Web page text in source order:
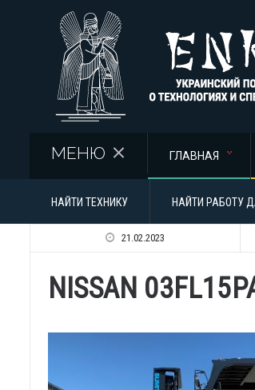
МЕНЮ ГЛАВНАЯ
НАЙТИ ТЕХНИКУ НАЙТИ РАБОТУ
21.02.2023
NISSAN